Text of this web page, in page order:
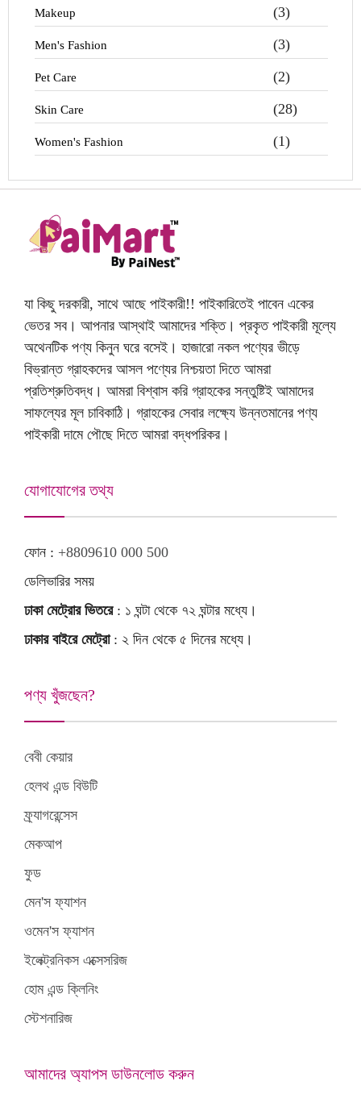
Makeup (3)
Men's Fashion (3)
Pet Care (2)
Skin Care (28)
Women's Fashion (1)
যা কিছু দরকারী, সাথে আছে পাইকারী!! পাইকারিতেই পাবেন একের
ভেতর সব। আপনার আস্থাই আমাদের শক্তি। প্রকৃত পাইকারী মূল্যে
অথেনটিক পণ্য কিনুন ঘরে বসেই। হাজারো নকল পণ্যের ভীড়ে
বিভ্রান্ত গ্রাহকদের আসল পণ্যের নিশ্চয়তা দিতে আমরা
প্রতিশ্রুতিবদ্ধ। আমরা বিশ্বাস করি গ্রাহকের সন্তুষ্টিই আমাদের
সাফল্যের মূল চাবিকাঠি। গ্রাহকের সেবার লক্ষ্যে উন্নতমানের পণ্য
পাইকারী দামে পৌছে দিতে আমরা বদ্ধপরিকর।
যোগাযোগের তথ্য
ফোন : +8809610 000 500
ডেলিভারির সময়
ঢাকা মেট্রোর ভিতরে: ১ ঘন্টা থেকে ৭২ ঘন্টার মধ্যে।
ঢাকার বাইরে মেট্রো: ২ দিন থেকে ৫ দিনের মধ্যে।
পণ্য খুঁজছেন?
বেবী কেয়ার
হেলথ এন্ড বিউটি
ফ্র্যাগরেন্সেস
মেকআপ
ফুড
মেন'স ফ্যাশন
ওমেন'স ফ্যাশন
ইলেক্ট্রনিকস এক্সেসরিজ
হোম এন্ড ক্লিনিং
স্টেশনারিজ
আমাদের অ্যাপস ডাউনলোড করুন